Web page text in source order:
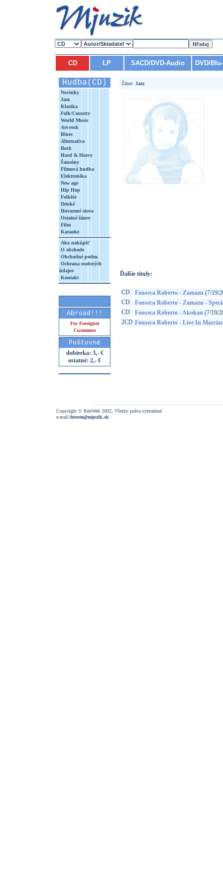
CD LP SACD/DVD-Audio DVD/
Hudba(CD)
Novinky
Jazz
Klasika
Folk/Country
World Music
Art-rock
Blues
Alternatíva
Rock
Hard & Heavy
Šansóny
Filmová hudba
Elektronika
New age
Hip Hop
Folklór
Detské
Hovorené slovo
Ostatné žánre
Film
Karaoke
Ako nakúpiť
O obchode
Obchodné podm.
Ochrana osobných
údajov
Kontakt
Abroad!!!
For Foreigner
Customers
Poštovné
dobierka: 3,- €
ostatné: 2,- €
Žáner: Jazz
Ďalšie tituly:
CD Fonseca Roberto - Zamazu (7/19/
CD
Fonseca Roberto - Zamazu -
CD
Fonseca Roberto - Akokan (7/19/
2CD Fonseca Roberto - Live In Marciac
Copyright © RebWeb 2002; Všetky práva vyhradené
e-mail:forum@mjuzik.sk